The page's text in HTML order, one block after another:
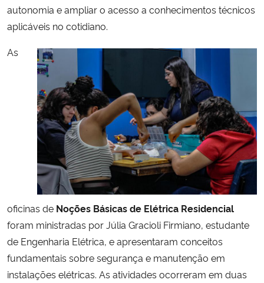
Secretaria-Geral
Secretaria de Governo
Gabinete de Segurança Institucional
Advocacia-Geral da União
Banco Central do Brasil
autonomia e ampliar o acesso a conhecimentos técnicos
aplicáveis no cotidiano.
As
oficinas de Noções Básicas de Elétrica Residencial
foram ministradas por Júlia Gracioli Firmiano, estudante
de Engenharia Elétrica, e apresentaram conceitos
fundamentais sobre segurança e manutenção em
instalações elétricas. As atividades ocorreram em duas